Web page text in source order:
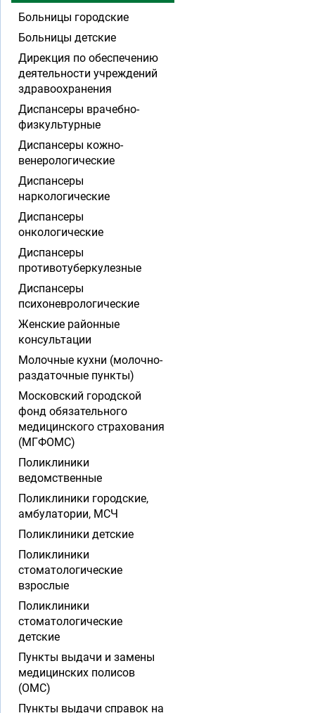
Больницы городские
Больницы детские
Дирекция по обеспечению
деятельности учреждений
здравоохранения
Диспансеры врачебно-
физкультурные
Диспансеры кожно-
венерологические
Диспансеры
наркологические
Диспансеры
онкологические
Диспансеры
противотуберкулезные
Диспансеры
психоневрологические
Женские районные
консультации
Молочные кухни (молочно-
раздаточные пункты)
Московский городской
фонд обязательного
медицинского страхования
(МГФОМС)
Поликлиники
ведомственные
Поликлиники городские,
амбулатории, МСЧ
Поликлиники детские
Поликлиники
стоматологические
взрослые
Поликлиники
стоматологические
детские
Пункты выдачи и замены
медицинских полисов
(ОМС)
Пункты выдачи справок на